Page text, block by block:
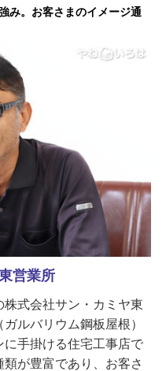
み。お客さまのイメージ通
営業所
式会社サン・カミヤ東
ルバリウム鋼板屋根）
手掛ける住宅工事店で
が豊富であり、お客さ